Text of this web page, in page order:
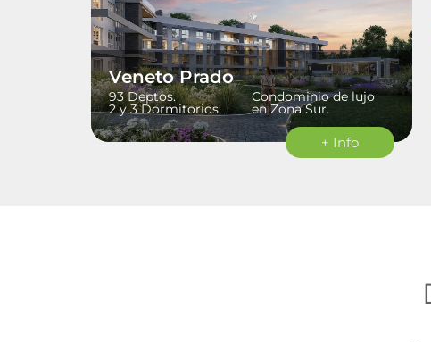
Veneto Prado
93 Deptos.
2 y 3 Dormitorios.
Condominio de lujo
en Zona Sur.
+ Info